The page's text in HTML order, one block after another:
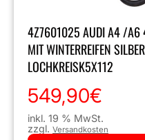
4Z7601025 AUDI A4 /A6
MIT WINTERREIFEN
LOCHKREISK5X112
549,90€
inkl. 19 % MwSt.
zzgl. Versandkosten